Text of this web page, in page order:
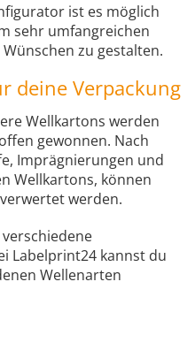
ist es möglich
sehr umfangreichen
zu gestalten.
deine Verpackung
Wellkartons werden
gewonnen. Nach
Imprägnierungen und
Wellkartons, können
werden.
Labelprint24 kannst du
Wellenarten